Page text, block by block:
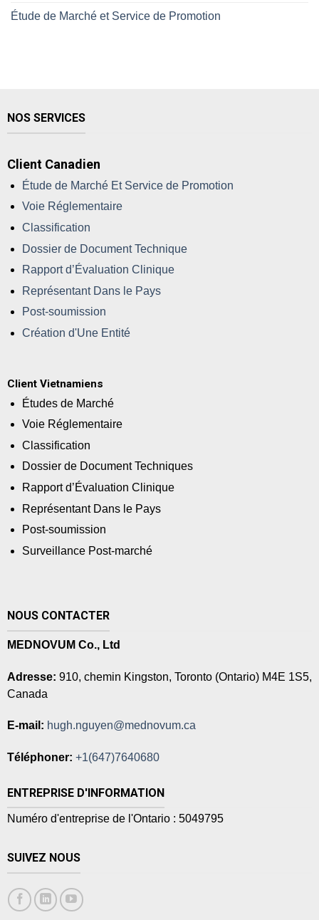
Étude de Marché et Service de Promotion
NOS SERVICES
Client Canadien
Étude de Marché Et Service de Promotion
Voie Réglementaire
Classification
Dossier de Document Technique
Rapport d’Évaluation Clinique
Représentant Dans le Pays
Post-soumission
Création d'Une Entité
Client Vietnamiens
Études de Marché
Voie Réglementaire
Classification
Dossier de Document Techniques
Rapport d’Évaluation Clinique
Représentant Dans le Pays
Post-soumission
Surveillance Post-marché
NOUS CONTACTER
MEDNOVUM Co., Ltd
Adresse: 910, chemin Kingston, Toronto (Ontario) M4E 1S5,
Canada
E-mail: hugh.nguyen@mednovum.ca
Téléphoner: +1(647)7640680
ENTREPRISE D'INFORMATION
Numéro d'entreprise de l'Ontario : 5049795
SUIVEZ NOUS